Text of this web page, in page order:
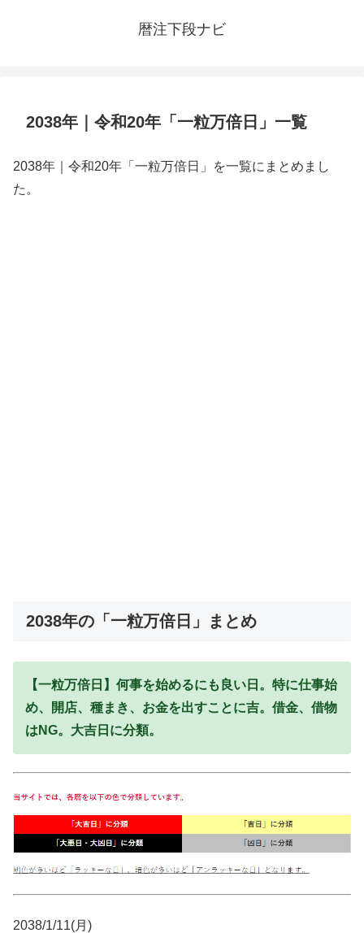
暦注下段ナビ
2038年｜令和20年「一粒万倍日」一覧
2038年｜令和20年「一粒万倍日」を一覧にまとめまし
た。
2038年の「一粒万倍日」まとめ
【一粒万倍日】何事を始めるにも良い日。特に仕事始
め、開店、種まき、お金を出すことに吉。借金、借物
はNG。大吉日に分類。
2038/1/11(月)